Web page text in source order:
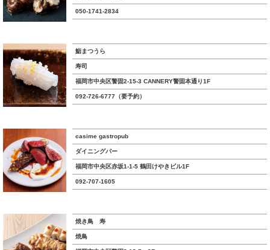
050-1741-2834
鮨まつうら
寿司
福岡市中央区警固2-15-3 CANNERY警固本通り1F
092-726-6777（要予約）
casime gastropub
ダイニングバー
福岡市中央区赤坂1-1-5 鶴田けやきビル1F
092-707-1605
焼き鳥 寿
焼鳥